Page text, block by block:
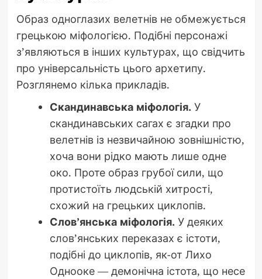
Образ одноглазих велетнів не обмежується
грецькою міфологією. Подібні персонажі
з’являються в інших культурах, що свідчить
про універсальність цього архетипу.
Розглянемо кілька прикладів.
Скандинавська міфологія. У
скандинавських сагах є згадки про
велетнів із незвичайною зовнішністю,
хоча вони рідко мають лише одне
око. Проте образ грубої сили, що
протистоїть людській хитрості,
схожий на грецьких циклопів.
Слов’янська міфологія. У деяких
слов’янських переказах є істоти,
подібні до циклопів, як-от Лихо
Однооке — демонічна істота, що несе